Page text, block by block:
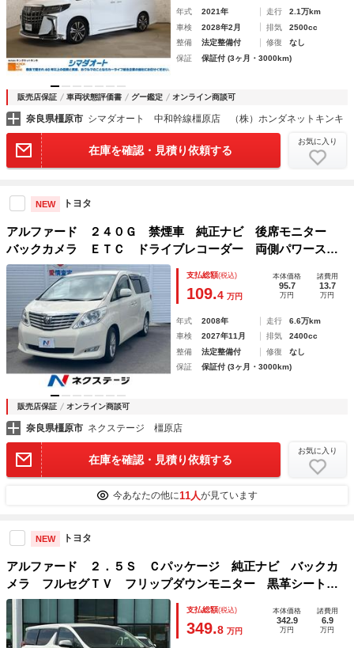
年式 2021年 走行
2.1万km
車検
2028年2月 排気
2500cc
整備
法定整備付 修復
なし
保証
保証付 (3ヶ月・3000km)
販売店保証 車両状態評価書 グー鑑定 オンライン商談可
奈良県橿原市 シマダオート 中和幹線橿原店 （株）ホンダネットキンキ
在庫を確認・見積り依頼する
お気に入り
NEW トヨタ
アルファード ２４０Ｇ 禁煙車 純正ナビ 後席モニター
バックカメラ ＥＴＣ ドライブレコーダー 両側パワースラ
イドドア パワーシート ウッドコンビステアリング スマー
トキー ＨＩＤヘッドライト
支払総額(税込)
109.4 万円
本体価格
95.7
万円
諸費用
13.7
万円
年式 2008年 走行
6.6万km
車検
2027年11月 排気
2400cc
整備
法定整備付 修復
なし
保証
保証付 (3ヶ月・3000km)
販売店保証 オンライン商談可
奈良県橿原市 ネクステージ 橿原店
在庫を確認・見積り依頼する
お気に入り
今あなたの他に11人が見ています
NEW トヨタ
アルファード ２．５Ｓ Ｃパッケージ 純正ナビ バックカ
メラ フルセグＴＶ フリップダウンモニター 黒革シート
シートベンチレーション 助手席オットマン ステアリングヒ
ーター デジタルインナーミラー ＢＳＭ ＡＣ１００Ｖ
支払総額(税込)
349.8 万円
本体価格
342.9
万円
諸費用
6.9
万円